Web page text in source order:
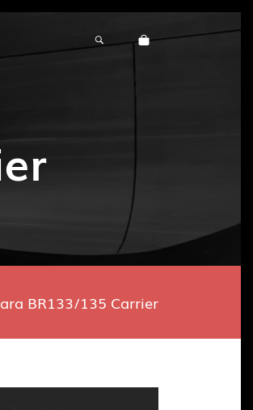
BR133/135 Carrier